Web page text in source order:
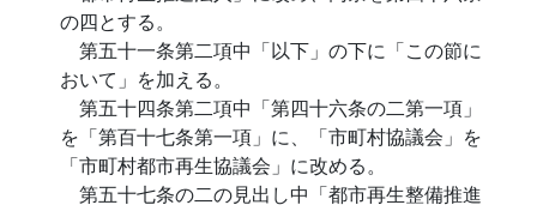
の四とする。
第五十一条第二項中「以下」の下に「この節に
おいて」を加える。
第五十四条第二項中「第四十六条の二第一項」
を「第百十七条第一項」に、「市町村協議会」を
「市町村都市再生協議会」に改める。
第五十七条の二の見出し中「都市再生整備推進